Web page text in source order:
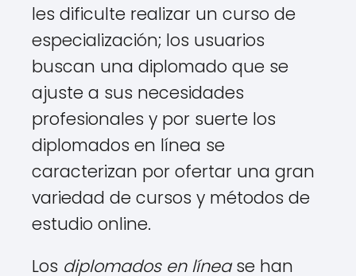
les dificulte realizar un curso de
especialización; los usuarios
buscan una diplomado que se
ajuste a sus necesidades
profesionales y por suerte los
diplomados en línea se
caracterizan por ofertar una gran
variedad de cursos y métodos de
estudio online.
Los diplomados en línease han